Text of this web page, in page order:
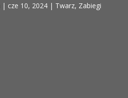
| cze 10, 2024 | Twarz, Zabiegi